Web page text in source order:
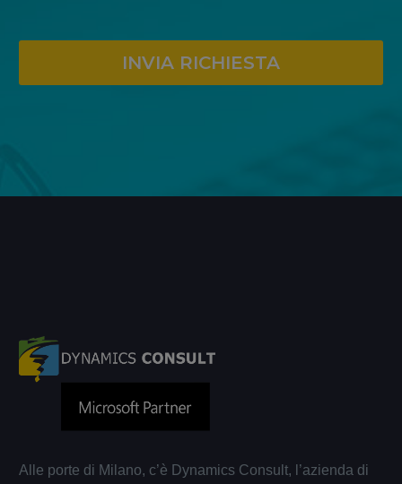
Alle porte di Milano, c’è Dynamics Consult, l’azienda di